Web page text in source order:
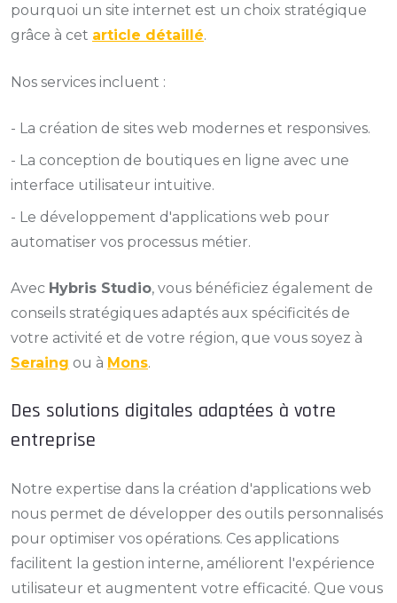
pourquoi un site internet est un choix stratégique
grâce à cet article détaillé.
Nos services incluent :
- La création de sites web modernes et responsives.
- La conception de boutiques en ligne avec une
interface utilisateur intuitive.
- Le développement d'applications web pour
automatiser vos processus métier.
Avec Hybris Studio, vous bénéficiez également de
conseils stratégiques adaptés aux spécificités de
votre activité et de votre région, que vous soyez à
Seraing ou à Mons.
Des solutions digitales adaptées à votre
entreprise
Notre expertise dans la création d'applications web
nous permet de développer des outils personnalisés
pour optimiser vos opérations. Ces applications
facilitent la gestion interne, améliorent l'expérience
utilisateur et augmentent votre efficacité. Que vous